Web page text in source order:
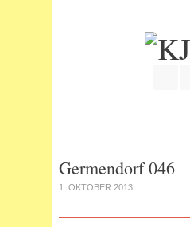
Germendorf 046
1. OKTOBER 2013